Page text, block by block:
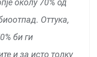
околу 70% од
Оттука,
би ги
и за исто толку